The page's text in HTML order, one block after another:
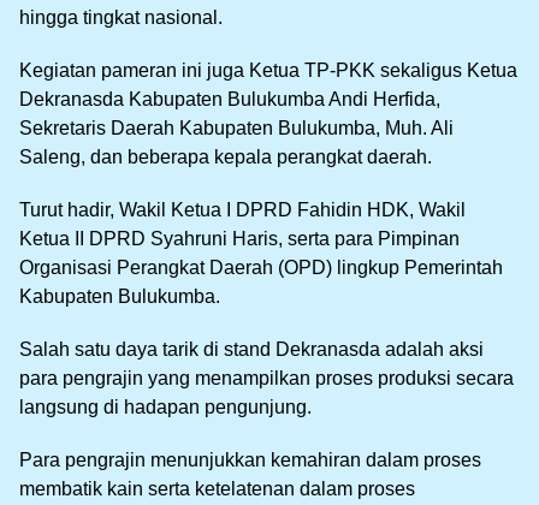
hingga tingkat nasional.
Kegiatan pameran ini juga Ketua TP-PKK sekaligus Ketua
Dekranasda Kabupaten Bulukumba Andi Herfida,
Sekretaris Daerah Kabupaten Bulukumba, Muh. Ali
Saleng, dan beberapa kepala perangkat daerah.
Turut hadir, Wakil Ketua I DPRD Fahidin HDK, Wakil
Ketua II DPRD Syahruni Haris, serta para Pimpinan
Organisasi Perangkat Daerah (OPD) lingkup Pemerintah
Kabupaten Bulukumba.
Salah satu daya tarik di stand Dekranasda adalah aksi
para pengrajin yang menampilkan proses produksi secara
langsung di hadapan pengunjung.
Para pengrajin menunjukkan kemahiran dalam proses
membatik kain serta ketelatenan dalam proses